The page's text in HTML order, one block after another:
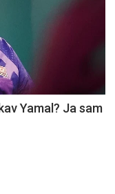
Yamal? Ja sam